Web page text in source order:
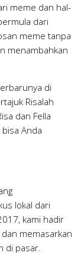
meme dan hal-
dari
meme tanpa
menambahkan
di
Risalah
dan Fella
Anda
lokal dari
kami hadir
memasarkan
di pasar.